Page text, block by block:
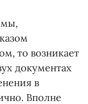
то возникает
документах
в
Вполне